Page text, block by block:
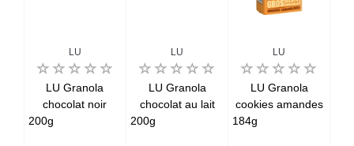
LU
LU Granola
chocolat noir
200g
LU
LU Granola
chocolat au lait
200g
LU
LU Granola
cookies amandes
184g